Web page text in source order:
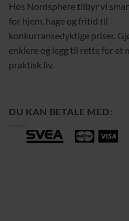
Hos Nordsphere tilbyr vi
for hjem, hage og fritid til
konkurransedyktige priser.
enklere og legg til rette for et
praktisk liv.
DU KAN BETALE MED: